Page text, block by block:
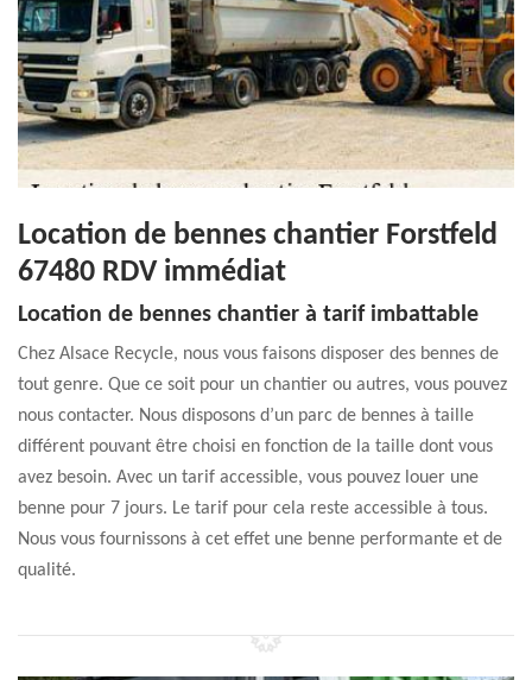
Location de bennes chantier Forstfeld
67480 RDV immédiat
Location de bennes chantier à tarif imbattable
Chez Alsace Recycle, nous vous faisons disposer des bennes de
tout genre. Que ce soit pour un chantier ou autres, vous pouvez
nous contacter. Nous disposons d’un parc de bennes à taille
différent pouvant être choisi en fonction de la taille dont vous
avez besoin. Avec un tarif accessible, vous pouvez louer une
benne pour 7 jours. Le tarif pour cela reste accessible à tous.
Nous vous fournissons à cet effet une benne performante et de
qualité.